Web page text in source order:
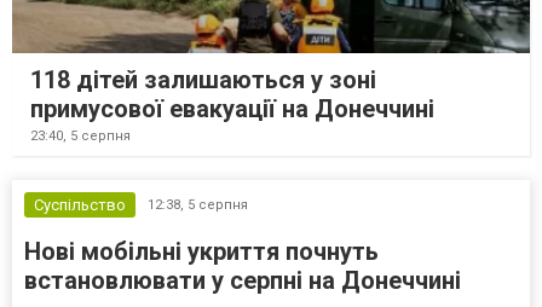
118 дітей залишаються у зоні
примусової евакуації на Донеччині
23:40, 5 серпня
Суспільство 12:38, 5 серпня
Нові мобільні укриття почнуть
встановлювати у серпні на Донеччині